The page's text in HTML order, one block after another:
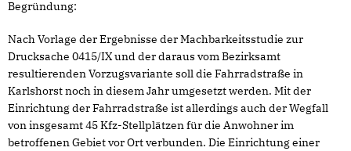
Begründung:
Nach Vorlage der Ergebnisse der Machbarkeitsstudie zur
Drucksache 0415/IX und der daraus vom Bezirksamt
resultierenden Vorzugsvariante soll die Fahrradstraße in
Karlshorst noch in diesem Jahr umgesetzt werden. Mit der
Einrichtung der Fahrradstraße ist allerdings auch der Wegfall
von insgesamt 45 Kfz-Stellplätzen für die Anwohner im
betroffenen Gebiet vor Ort verbunden. Die Einrichtung einer